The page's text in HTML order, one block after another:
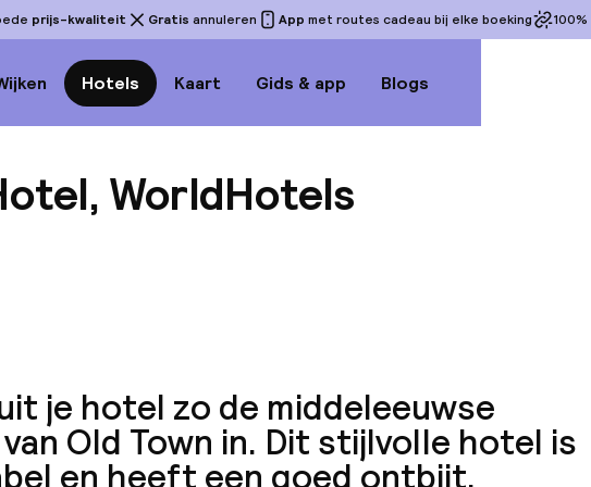
prijs-kwaliteit Gratis annuleren App met routes cadeau bij elke boeking 100%
Hotels Kaart Gids & app Blogs
WorldHotels
je hotel zo de middeleeuwse
Old Town in. Dit stijlvolle hotel is
en heeft een goed ontbijt.